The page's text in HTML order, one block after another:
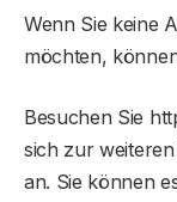
Wenn Sie keine
möchten,
Besuchen Sie
sich zur
an. Sie können